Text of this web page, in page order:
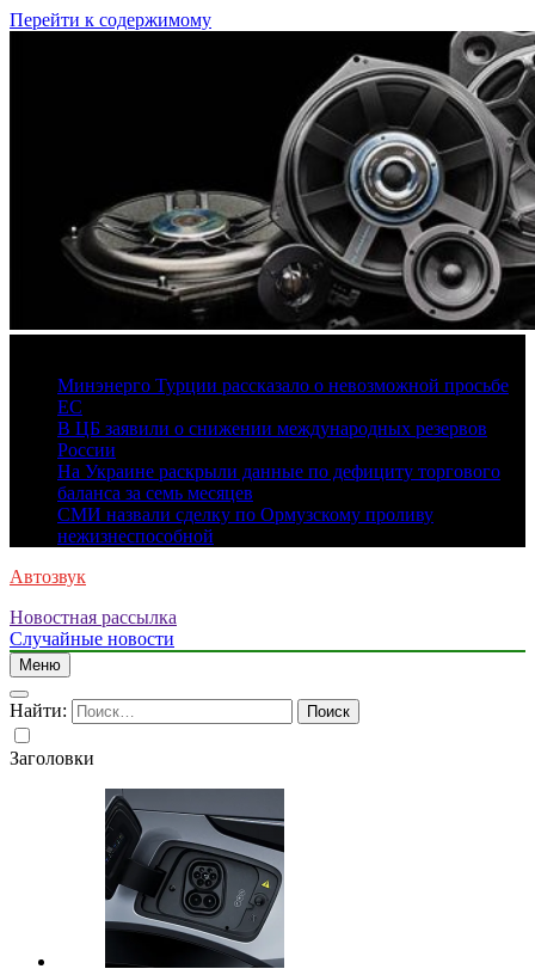
Перейти к содержимому
Минэнерго Турции рассказало о невозможной просьбе
ЕС
В ЦБ заявили о снижении международных резервов
России
На Украине раскрыли данные по дефициту торгового
баланса за семь месяцев
СМИ назвали сделку по Ормузскому проливу
нежизнеспособной
Автозвук
Новостная рассылка
Случайные новости
Меню
Найти:
Заголовки